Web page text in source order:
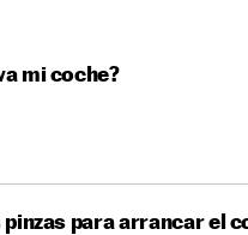
mi coche?
para arrancar el